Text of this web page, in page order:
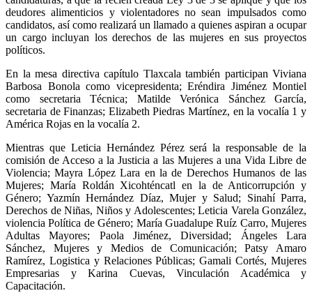
deudores alimenticios y violentadores no sean impulsados como
candidatos, así como realizará un llamado a quienes aspiran a ocupar
un cargo incluyan los derechos de las mujeres en sus proyectos
políticos.
En la mesa directiva capítulo Tlaxcala también participan Viviana
Barbosa Bonola como vicepresidenta; Eréndira Jiménez Montiel
como secretaria Técnica; Matilde Verónica Sánchez García,
secretaria de Finanzas; Elizabeth Piedras Martínez, en la vocalía 1 y
América Rojas en la vocalía 2.
Mientras que Leticia Hernández Pérez será la responsable de la
comisión de Acceso a la Justicia a las Mujeres a una Vida Libre de
Violencia; Mayra López Lara en la de Derechos Humanos de las
Mujeres; María Roldán Xicohténcatl en la de Anticorrupción y
Género; Yazmín Hernández Díaz, Mujer y Salud; Sinahí Parra,
Derechos de Niñas, Niños y Adolescentes; Leticia Varela González,
violencia Política de Género; María Guadalupe Ruíz Carro, Mujeres
Adultas Mayores; Paola Jiménez, Diversidad; Ángeles Lara
Sánchez, Mujeres y Medios de Comunicación; Patsy Amaro
Ramírez, Logistica y Relaciones Públicas; Gamali Cortés, Mujeres
Empresarias y Karina Cuevas, Vinculación Académica y
Capacitación.